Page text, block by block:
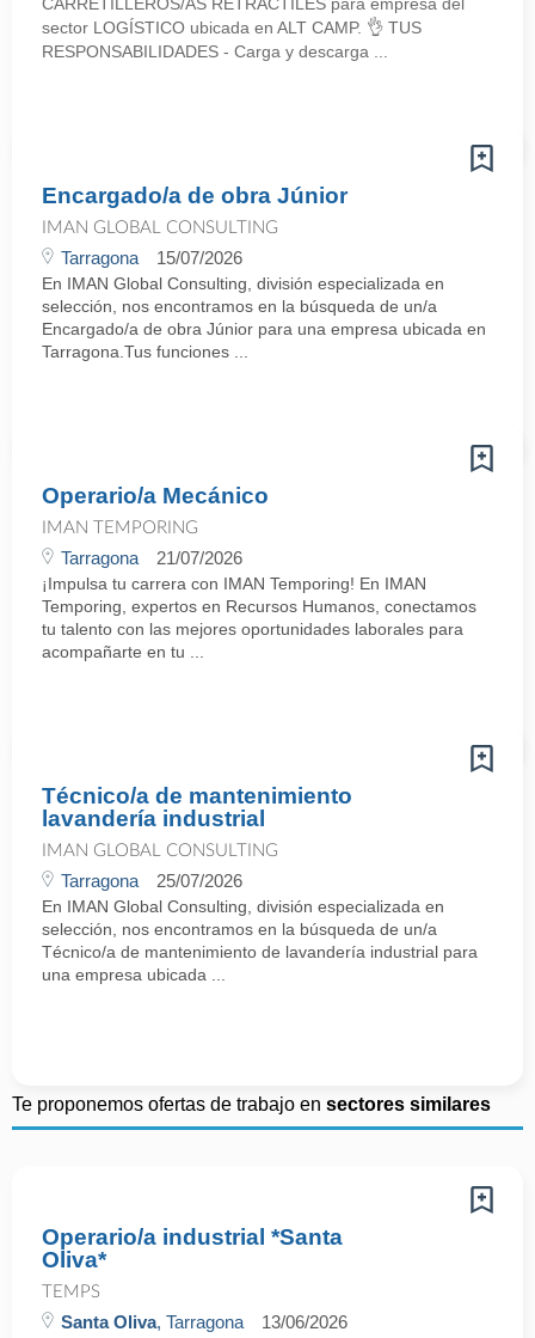
sector LOGÍSTICO ubicada en ALT CAMP. 👌 TUS
RESPONSABILIDADES - Carga y descarga ...
Encargado/a de obra Júnior
IMAN GLOBAL CONSULTING
Tarragona 15/07/2026
En IMAN Global Consulting, división especializada en
selección, nos encontramos en la búsqueda de un/a
Encargado/a de obra Júnior para una empresa ubicada en
Tarragona.Tus funciones ...
Operario/a Mecánico
IMAN TEMPORING
Tarragona 21/07/2026
¡Impulsa tu carrera con IMAN Temporing! En IMAN
Temporing, expertos en Recursos Humanos, conectamos
tu talento con las mejores oportunidades laborales para
acompañarte en tu ...
Técnico/a de mantenimiento
lavandería industrial
IMAN GLOBAL CONSULTING
Tarragona 25/07/2026
En IMAN Global Consulting, división especializada en
selección, nos encontramos en la búsqueda de un/a
Técnico/a de mantenimiento de lavandería industrial para
una empresa ubicada ...
Te proponemos ofertas de trabajo en sectores similares
Operario/a industrial *Santa
Oliva*
TEMPS
Santa Oliva, Tarragona 13/06/2026